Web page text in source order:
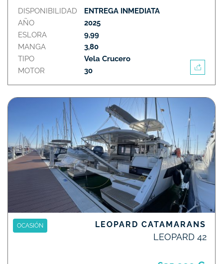
DISPONIBILIDAD
AÑO
ESLORA
MANGA
TIPO
MOTOR
ENTREGA INMEDIATA
2025
9,99
3,80
Vela Crucero
30
OCASIÓN LEOPARD CATAMARANS
LEOPARD 42